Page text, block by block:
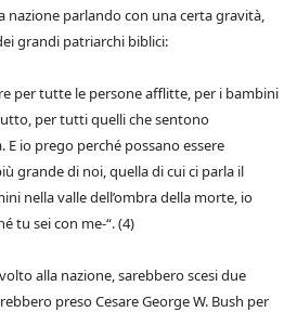
nazione parlando con una certa gravità,
grandi patriarchi biblici:
per tutte le persone afflitte, per i bambini
per tutti quelli che sentono
E io prego perché possano essere
grande di noi, quella di cui ci parla il
nella valle dell’ombra della morte, io
tu sei con me-“. (4)
alla nazione, sarebbero scesi due
preso Cesare George W. Bush per